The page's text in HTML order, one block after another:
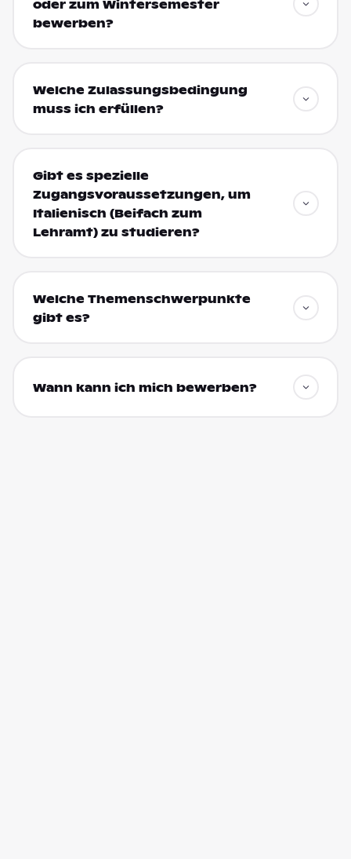
oder zum Wintersemester
bewerben?
Welche Zulassungsbedingung
muss ich erfüllen?
Gibt es spezielle
Zugangsvoraussetzungen, um
Italienisch (Beifach zum
Lehramt) zu studieren?
Welche Themenschwerpunkte
gibt es?
Wann kann ich mich bewerben?